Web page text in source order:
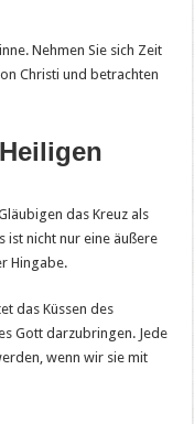
Nehmen Sie sich Zeit
Christi und betrachten
das Kreuz als
ist nicht nur eine äußere
Hingabe.
das Küssen des
Gott darzubringen. Jede
wenn wir sie mit